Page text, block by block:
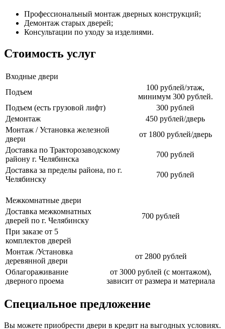
Профессиональный монтаж дверных конструкций;
Демонтаж старых дверей;
Консультации по уходу за изделиями.
Стоимость услуг
Входные двери
Подъем
100 рублей/этаж,
минимум 300 рублей.
Подъем (есть грузовой лифт)
300 рублей
Демонтаж
450 рублей/дверь
Монтаж / Установка железной
двери
от 1800 рублей/дверь
Доставка по Тракторозаводскому
району г. Челябинска
700 рублей
Доставка за пределы района, по г.
Челябинску
700 рублей
Межкомнатные двери
Доставка межкомнатных
дверей по г. Челябинску
700 рублей
При заказе от 5
комплектов дверей
Монтаж /Установка
деревянной двери
от 2800 рублей
Облагораживание
дверного проема
от 3000 рублей (с монтажом),
зависит от размера и материала
Специальное предложение
Вы можете приобрести двери в кредит на выгодных условиях.